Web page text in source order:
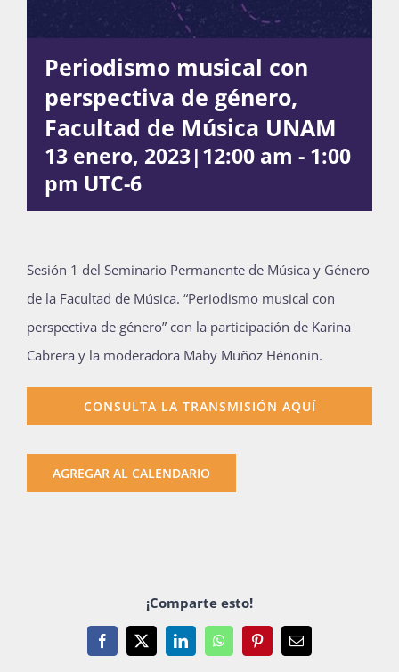
Actividades
La Boletina
Blog
Recursos
Súmate
Publicaciones
Bienvenida generación 2027-1
Periodismo musical con
perspectiva de género,
Facultad de Música UNAM
13 enero, 2023|12:00 am - 1:00
pm UTC-6
Sesión 1 del Seminario Permanente de Música y Género
de la Facultad de Música. “Periodismo musical con
perspectiva de género” con la participación de Karina
Cabrera y la moderadora Maby Muñoz Hénonin.
CONSULTA LA TRANSMISIÓN AQUÍ
AGREGAR AL CALENDARIO
¡Comparte esto!
Facebook
X LinkedInWhatsAppPinterestEmail